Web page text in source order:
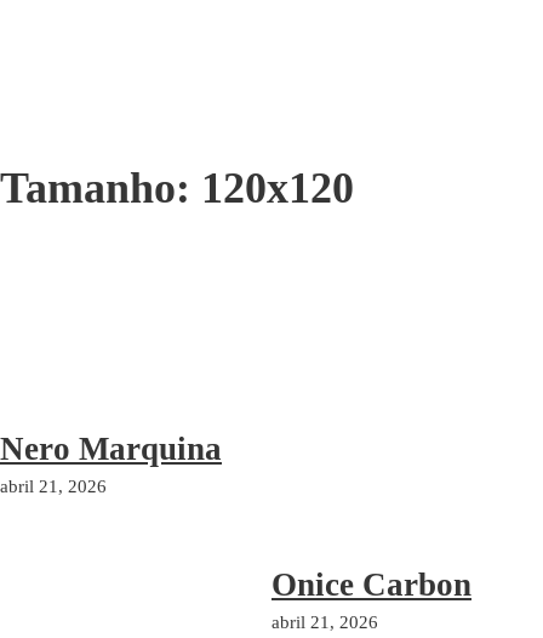
Tamanho: 120x120
Nero Marquina
abril 21, 2026
Onice Carbon
abril 21, 2026